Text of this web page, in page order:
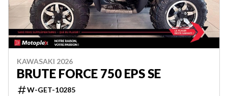
KAWASAKI 2026
BRUTE FORCE 750 EPS SE
W-GET-10285